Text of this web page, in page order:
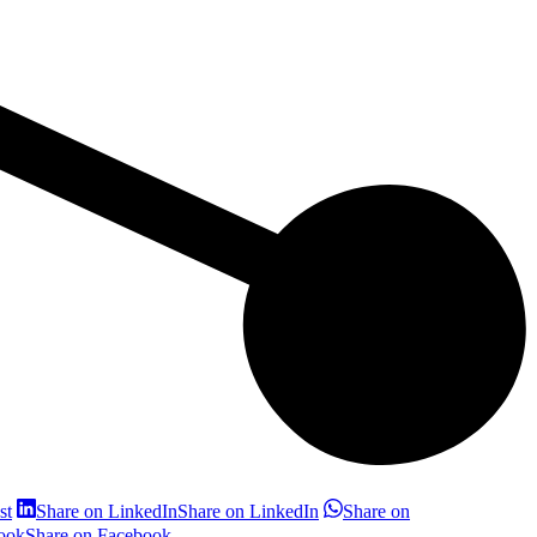
Share on LinkedInShare on LinkedIn
Share on